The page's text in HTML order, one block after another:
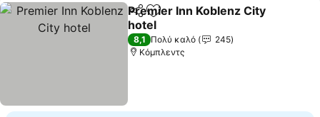
Κοινοποίηση
Προσθήκη στα αγαπημένα
Premier Inn Koblenz City
hotel
8,1 Πολύ καλό
245
Κόμπλεντς